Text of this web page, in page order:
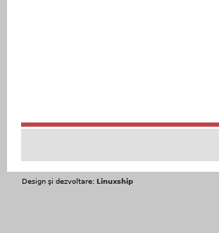
Design şi dezvoltare: Linuxship